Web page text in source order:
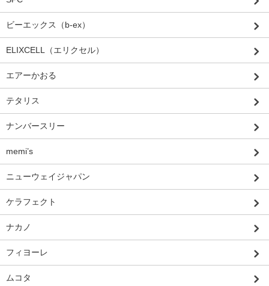
ビーエックス（b-ex）
ELIXCELL（エリクセル）
エアーかおる
テタリス
ナンバースリー
memi’s
ニューウェイジャパン
ケラフェクト
ナカノ
フィヨーレ
ムコタ